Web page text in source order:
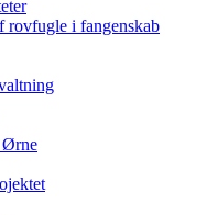
rovfugle i fangenskab
Ørne